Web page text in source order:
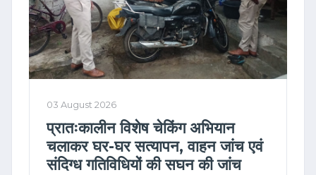
03 August 2026
प्रातःकालीन विशेष चेकिंग अभियान
चलाकर घर-घर सत्यापन, वाहन जांच एवं
संदिग्ध गतिविधियों की सघन की जांच